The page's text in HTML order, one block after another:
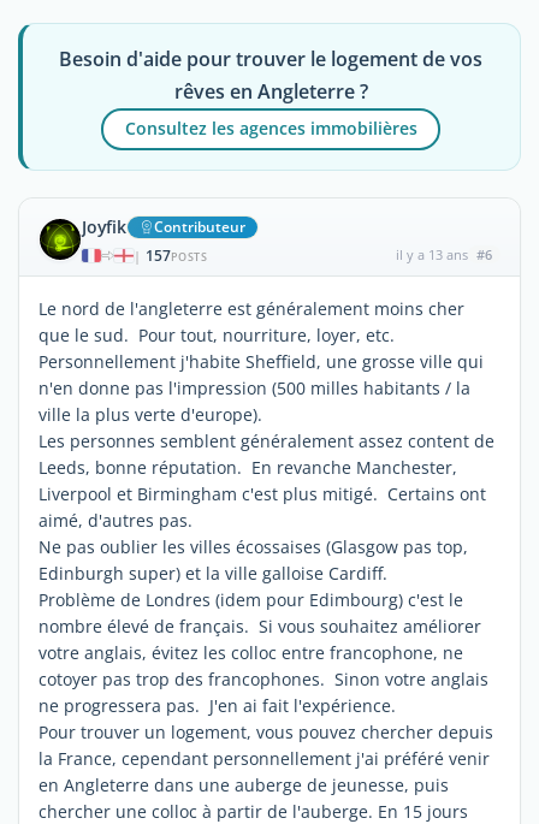
Besoin d'aide pour trouver le logement de vos
rêves en Angleterre ?
Consultez les agences immobilières
Joyfik Contributeur
| 157POSTS il y a 13 ans #6
Le nord de l'angleterre est généralement moins cher
que le sud. Pour tout, nourriture, loyer, etc.
Personnellement j'habite Sheffield, une grosse ville qui
n'en donne pas l'impression (500 milles habitants / la
ville la plus verte d'europe).
Les personnes semblent généralement assez content de
Leeds, bonne réputation. En revanche Manchester,
Liverpool et Birmingham c'est plus mitigé. Certains ont
aimé, d'autres pas.
Ne pas oublier les villes écossaises (Glasgow pas top,
Edinburgh super) et la ville galloise Cardiff.
Problème de Londres (idem pour Edimbourg) c'est le
nombre élevé de français. Si vous souhaitez améliorer
votre anglais, évitez les colloc entre francophone, ne
cotoyer pas trop des francophones. Sinon votre anglais
ne progressera pas. J'en ai fait l'expérience.
Pour trouver un logement, vous pouvez chercher depuis
la France, cependant personnellement j'ai préféré venir
en Angleterre dans une auberge de jeunesse, puis
chercher une colloc à partir de l'auberge. En 15 jours